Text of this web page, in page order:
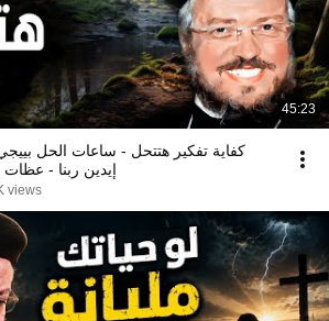
45:23
كفاية تفكير هتتحل - ساعات الحل بييجي
إيدين ربنا - عظات
views